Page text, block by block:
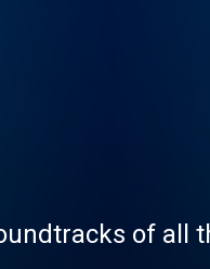
of all